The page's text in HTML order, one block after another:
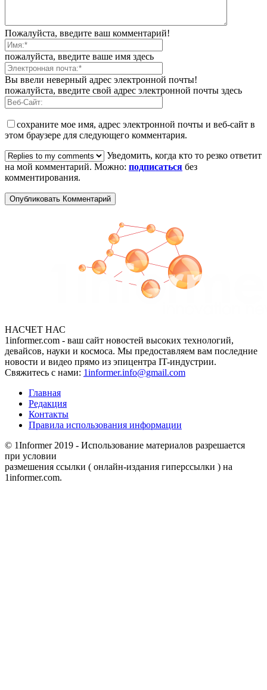
Пожалуйста, введите ваш комментарий!
пожалуйста, введите ваше имя здесь
Вы ввели неверный адрес электронной почты!
пожалуйста, введите свой адрес электронной почты здесь
сохраните мое имя, адрес электронной почты и веб-сайт в
этом браузере для следующего комментария.
Уведомить, когда кто то резко ответит
на мой комментарий. Можно: подписаться без
комментирования.
НАСЧЕТ НАС
1informer.com - ваш сайт новостей высоких технологий,
девайсов, науки и космоса. Мы предоставляем вам последние
новости и видео прямо из эпицентра IT-индустрии.
Свяжитесь с нами: 1informer.info@gmail.com
Главная
Редакция
Контакты
Правила использования информации
© 1Informer 2019 - Использование материалов разрешается
при условии
размешения ссылки ( онлайн-издания гиперссылки ) на
1informer.com.